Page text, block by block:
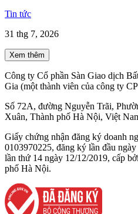
Tin tức
31 thg 7, 2026
Xem thêm
Công ty Cổ phần Sàn Giao dịch
Gia (một thành viên của công ty
Số 72A, đường Nguyễn Trãi,
Xuân, Thành phố Hà Nội, Việt
Giấy chứng nhận đăng ký doanh
0103970225, đăng ký lần đầu
lần thứ 14 ngày 12/12/2019, cấp
phố Hà Nội.